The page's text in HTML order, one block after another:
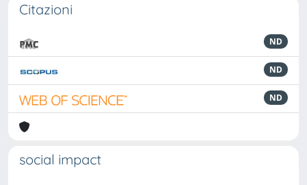
Citazioni
ND
ND
ND
social impact